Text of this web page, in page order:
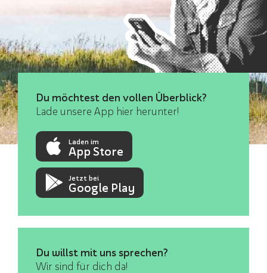
Du möchtest den vollen Überblick?
Lade unsere App hier herunter!
Laden im
App Store
Jetzt bei
Google Play
Du willst mit uns sprechen?
Wir sind für dich da!